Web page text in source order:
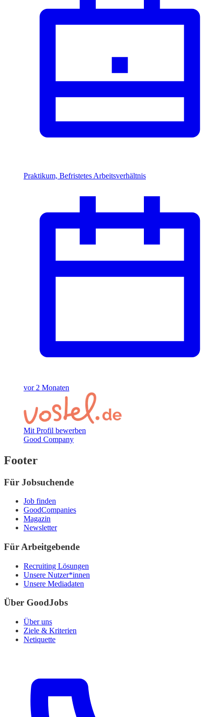
Praktikum, Befristetes Arbeitsverhältnis
vor 2 Monaten
Mit Profil bewerben
Good Company
Footer
Für Jobsuchende
Job finden
GoodCompanies
Magazin
Newsletter
Für Arbeitgebende
Recruiting Lösungen
Unsere Nutzer*innen
Unsere Mediadaten
Über GoodJobs
Über uns
Ziele & Kriterien
Netiquette